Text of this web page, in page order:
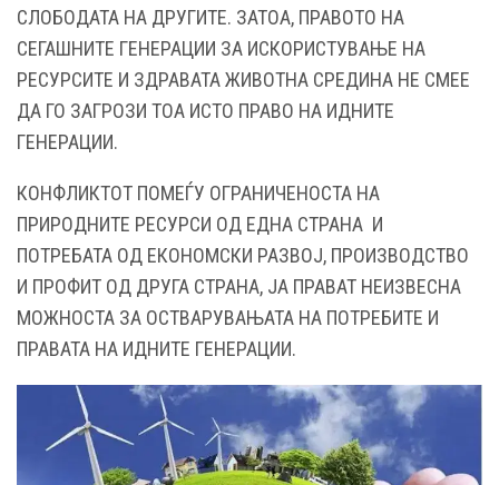
СЛОБОДАТА НА ДРУГИТЕ. ЗАТОА, ПРАВОТО НА
СЕГАШНИТЕ ГЕНЕРАЦИИ ЗА ИСКОРИСТУВАЊЕ НА
РЕСУРСИТЕ И ЗДРАВАТА ЖИВОТНА СРЕДИНА НЕ СМЕЕ
ДА ГО ЗАГРОЗИ ТОА ИСТО ПРАВО НА ИДНИТЕ
ГЕНЕРАЦИИ.
КОНФЛИКТОТ ПОМЕЃУ ОГРАНИЧЕНОСТА НА
ПРИРОДНИТЕ РЕСУРСИ ОД ЕДНА СТРАНА И
ПОТРЕБАТА ОД ЕКОНОМСКИ РАЗВОЈ, ПРОИЗВОДСТВО
И ПРОФИТ ОД ДРУГА СТРАНА, ЈА ПРАВАТ НЕИЗВЕСНА
МОЖНОСТА ЗА ОСТВАРУВАЊАТА НА ПОТРЕБИТЕ И
ПРАВАТА НА ИДНИТЕ ГЕНЕРАЦИИ.